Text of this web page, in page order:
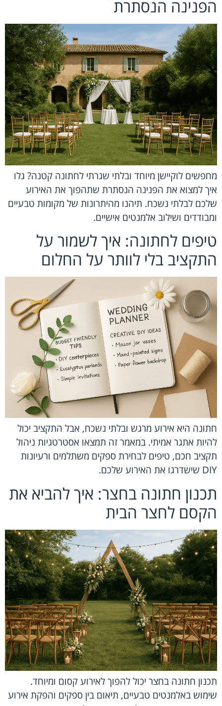
הפנינה הנסתרת
מחפשים לוקיישן מיוחד ובלתי שגרתי לחתונה קטנה? גלו
איך למצוא את הפנינה הנסתרת שתהפוך את האירוע
שלכם לבלתי נשכח. תיהנו מהיתרונות של מקומות טבעיים
ומבודדים ושילוב אלמנטים אישיים.
טיפים לחתונה: איך לשמור על
התקציב בלי לוותר על החלום
חתונה היא אירוע מרגש ובלתי נשכח, אבל התקציב יכול
להיות אתגר אמיתי. במאמר זה תמצאו אסטרטגיות ניהול
תקציב חכם, טיפים לבחירת ספקים משתלמים ורעיונות
DIY שישדרגו את האירוע שלכם.
תכנון חתונה בחצר: איך להביא את
הקסם לחצר הבית
תכנון חתונה בחצר יכול להפוך לאירוע קסום ומיוחד.
שימוש באלמנטים טבעיים, תיאום בין ספקים והפקת אירוע